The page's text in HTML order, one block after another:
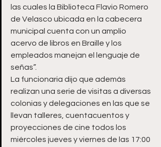
las cuales la Biblioteca Flavio Romero
de Velasco ubicada en la cabecera
municipal cuenta con un amplio
acervo de libros en Braille y los
empleados manejan el lenguaje de
señas”.
La funcionaria dijo que además
realizan una serie de visitas a diversas
colonias y delegaciones en las que se
llevan talleres, cuentacuentos y
proyecciones de cine todos los
miércoles jueves y viernes de las 17:00